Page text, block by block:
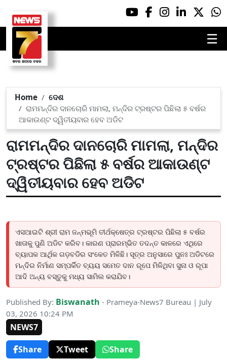
☰
Home
ଦେଶ
ରାମମନ୍ଦିର ଦାନଚୋରି ମାମଲା, ମନ୍ଦିର ଟ୍ରଷ୍ଟର ପିଛିଲା ୫ ବର୍ଷର
ଆକାଉଣ୍ଟ ଦ୍ୱିତୀୟବାର ହେବ ଅଡିଟ
ରାମମନ୍ଦିର ଦାନଚୋରି ମାମଲା, ମନ୍ଦିର
ଟ୍ରଷ୍ଟର ପିଛିଲା ୫ ବର୍ଷର ଆକାଉଣ୍ଟ
ଦ୍ୱିତୀୟବାର ହେବ ଅଡିଟ
ଏସଆଇଟି ଶ୍ରୀ ରାମ ଜନ୍ମଭୂମି ତୀର୍ଥକ୍ଷେତ୍ର ଟ୍ରଷ୍ଟର ପିଛିଲା ୫ ବର୍ଷର
ଖାତାକୁ ପୁଣି ଅଡିଟ କରିବ। କାରଣ ପ୍ରାରମ୍ଭିତ ତଦନ୍ତ କାଳରେ ଏଥିରେ
ବ୍ୟାପକ ଆର୍ଥିକ ଗଡ଼ବଡିର ସଂକେତ ମିଳିଛି। ସୂତ୍ର ଅନୁସାରେ ପୁନଃ ଅଡିଟରେ
ମନ୍ଦିର ନିର୍ମାଣ ସମ୍ପର୍କିତ ବ୍ୟୟ ସମେତ ଦାନ ରୂପେ ମିଳିଥିବା ସୁନା ଓ ରୂପା
ଆଦି ଅନ୍ୟ ବସ୍ତୁକୁ ମଧ୍ୟ ସାମିଲ କରାଯିବ।
Published By: Biswanath - Prameya-News7 Bureau | July
03, 2026 10:24 PM
NEWS7
Share
Tweet Share